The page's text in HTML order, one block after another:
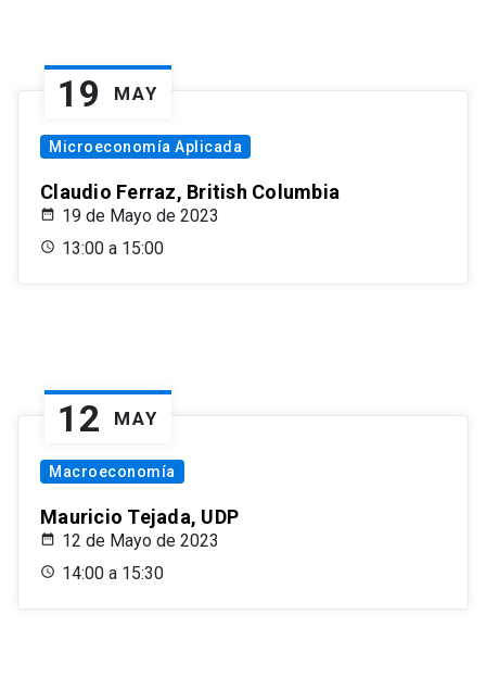
19 MAY
Microeconomía Aplicada
Claudio Ferraz, British Columbia
19 de Mayo de 2023
13:00 a 15:00
12 MAY
Macroeconomía
Mauricio Tejada, UDP
12 de Mayo de 2023
14:00 a 15:30